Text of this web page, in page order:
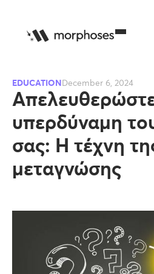
EDUCATION December 6, 2024
υπερδύναμη
σας: Η τέχνη
μεταγνώσης